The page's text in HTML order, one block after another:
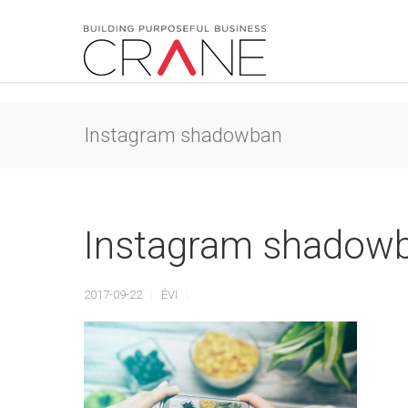
Instagram shadowban
Instagram
2017-09-22 ÉVI